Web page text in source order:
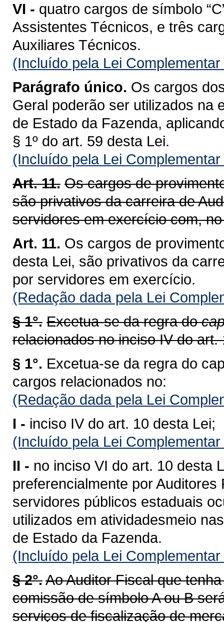
VI - quatro cargos de símbolo
Assistentes Técnicos, e três
Auxiliares Técnicos.
(Incluído pela Lei
Parágrafo único. Os cargos
Geral poderão ser utilizados na
de Estado da Fazenda,
§ 1º do art. 59 desta Lei.
(Incluído pela Lei
Art. 11. Os cargos de
são privativos da carreira de
servidores em exercício com,
Art. 11. Os cargos de
desta Lei, são privativos da
por servidores em exercício.
(Redação dada pela Lei
§ 1°. Excetua-se da regra do
relacionados no inciso IV do art.
§ 1°. Excetua-se da regra do
cargos relacionados no:
(Redação dada pela Lei
I - inciso IV do art. 10 desta Lei;
(Incluído pela Lei
II - no inciso VI do art. 10 desta
preferencialmente por
servidores públicos estaduais
utilizados em atividadesmeio
de Estado da Fazenda.
(Incluído pela Lei
§ 2°.Ao Auditor Fiscal que
comissão de símbolo A ou B
serviços de fiscalização de